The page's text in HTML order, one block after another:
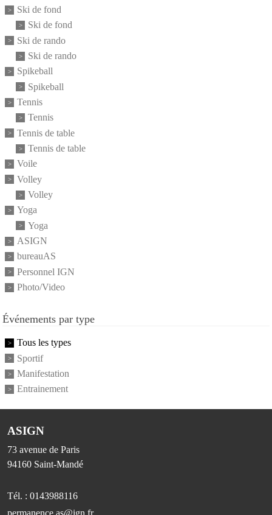
Ski de fond
Ski de fond
Ski de rando
Ski de rando
Spikeball
Spikeball
Tennis
Tennis
Tennis de table
Tennis de table
Voile
Volley
Volley
Yoga
Yoga
ASIGN
bureauAS
Personnel IGN
Photo/Video
Événements par type
Tous les types
Sportif
Manifestation
Entrainement
ASIGN
73 avenue de Paris
94160 Saint-Mandé
Tél. : 0143988116
permanence.as@ign.fr